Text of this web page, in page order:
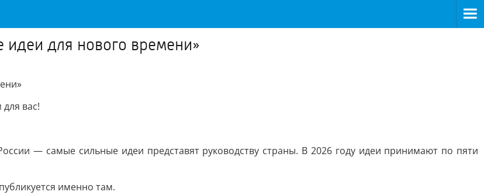
для нового времени»
вас!
— самые сильные идеи представят руководству страны. В 2026 году идеи принимают по пяти
именно там.